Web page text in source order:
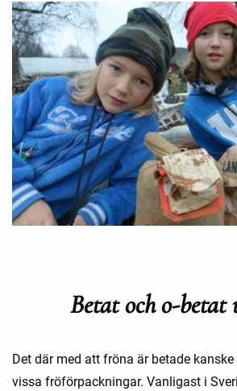
Betat och o-betat
Det där med att fröna är betade
vissa fröförpackningar. Vanligast i